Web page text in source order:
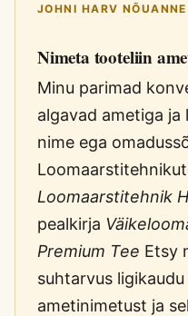
JOHNI HARV NÕUANNE
Nimeta tooteliin
Minu parimad
algavad ametiga
nime ega
Loomaarstitehnik
pealkirja
Premium Tee Etsy
suhtarvus
ametinimetust ja